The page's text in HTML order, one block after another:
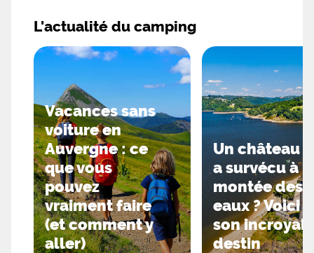
L'actualité du camping
Vacances sans
voiture en
Auvergne : ce
que vous
pouvez
vraiment faire
(et comment y
aller)
Un château
a survécu à
montée des
eaux ? Voici
son
destin